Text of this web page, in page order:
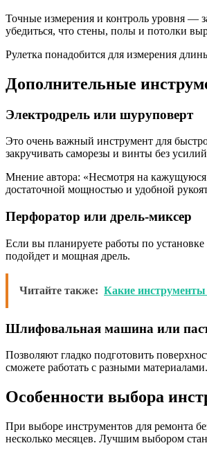
Точные измерения и контроль уровня —
убедиться, что стены, полы и потолки
Рулетка понадобится для измерения
Дополнительные
Электродрель или шуруповерт
Это очень важный инструмент для
закручивать саморезы и винты без
Мнение автора: «Несмотря на
достаточной мощностью и удобной
Перфоратор или дрель-миксер
Если вы планируете работы по
подойдет и мощная дрель.
Читайте также: Какие
Шлифовальная машина или
Позволяют гладко подготовить
сможете работать с разными материалами.
Особенности выбора
При выборе инструментов для ремонта
несколько месяцев. Лучшим выбором